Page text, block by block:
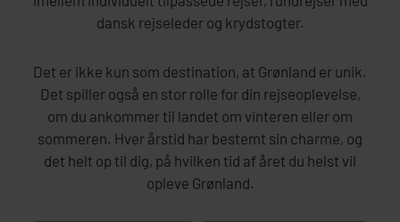
dansk rejseleder og krydstogter.
Det er ikke kun som destination, at Grønland er unik.
Det spiller også en stor rolle for din rejseoplevelse,
om du ankommer til landet om vinteren eller om
sommeren. Hver årstid har bestemt sin charme, og
det helt op til dig, på hvilken tid af året du helst vil
opleve Grønland.